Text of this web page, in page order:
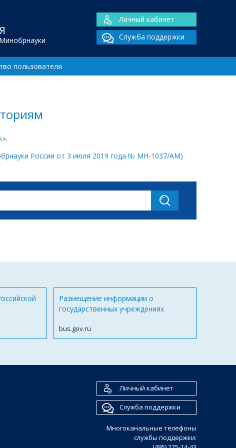
Личный кабинет
Служба поддержки
пользователя
.
России от 3 июля 2019 года № МН-1037/АМ)
Размещение информации о
государственных учреждениях
bus.gov.ru
Личный кабинет
Служба поддержки
Многоканальные телефоны
службы поддержки: